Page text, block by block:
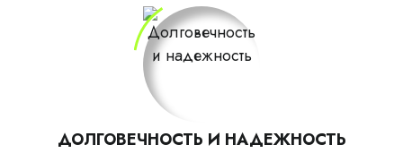
ДОЛГОВЕЧНОСТЬ И НАДЕЖНОСТЬ